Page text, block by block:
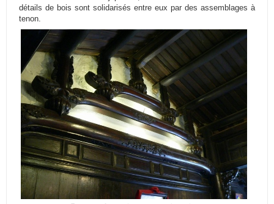
détails de bois sont solidarisés entre eux par des assemblages à
tenon.